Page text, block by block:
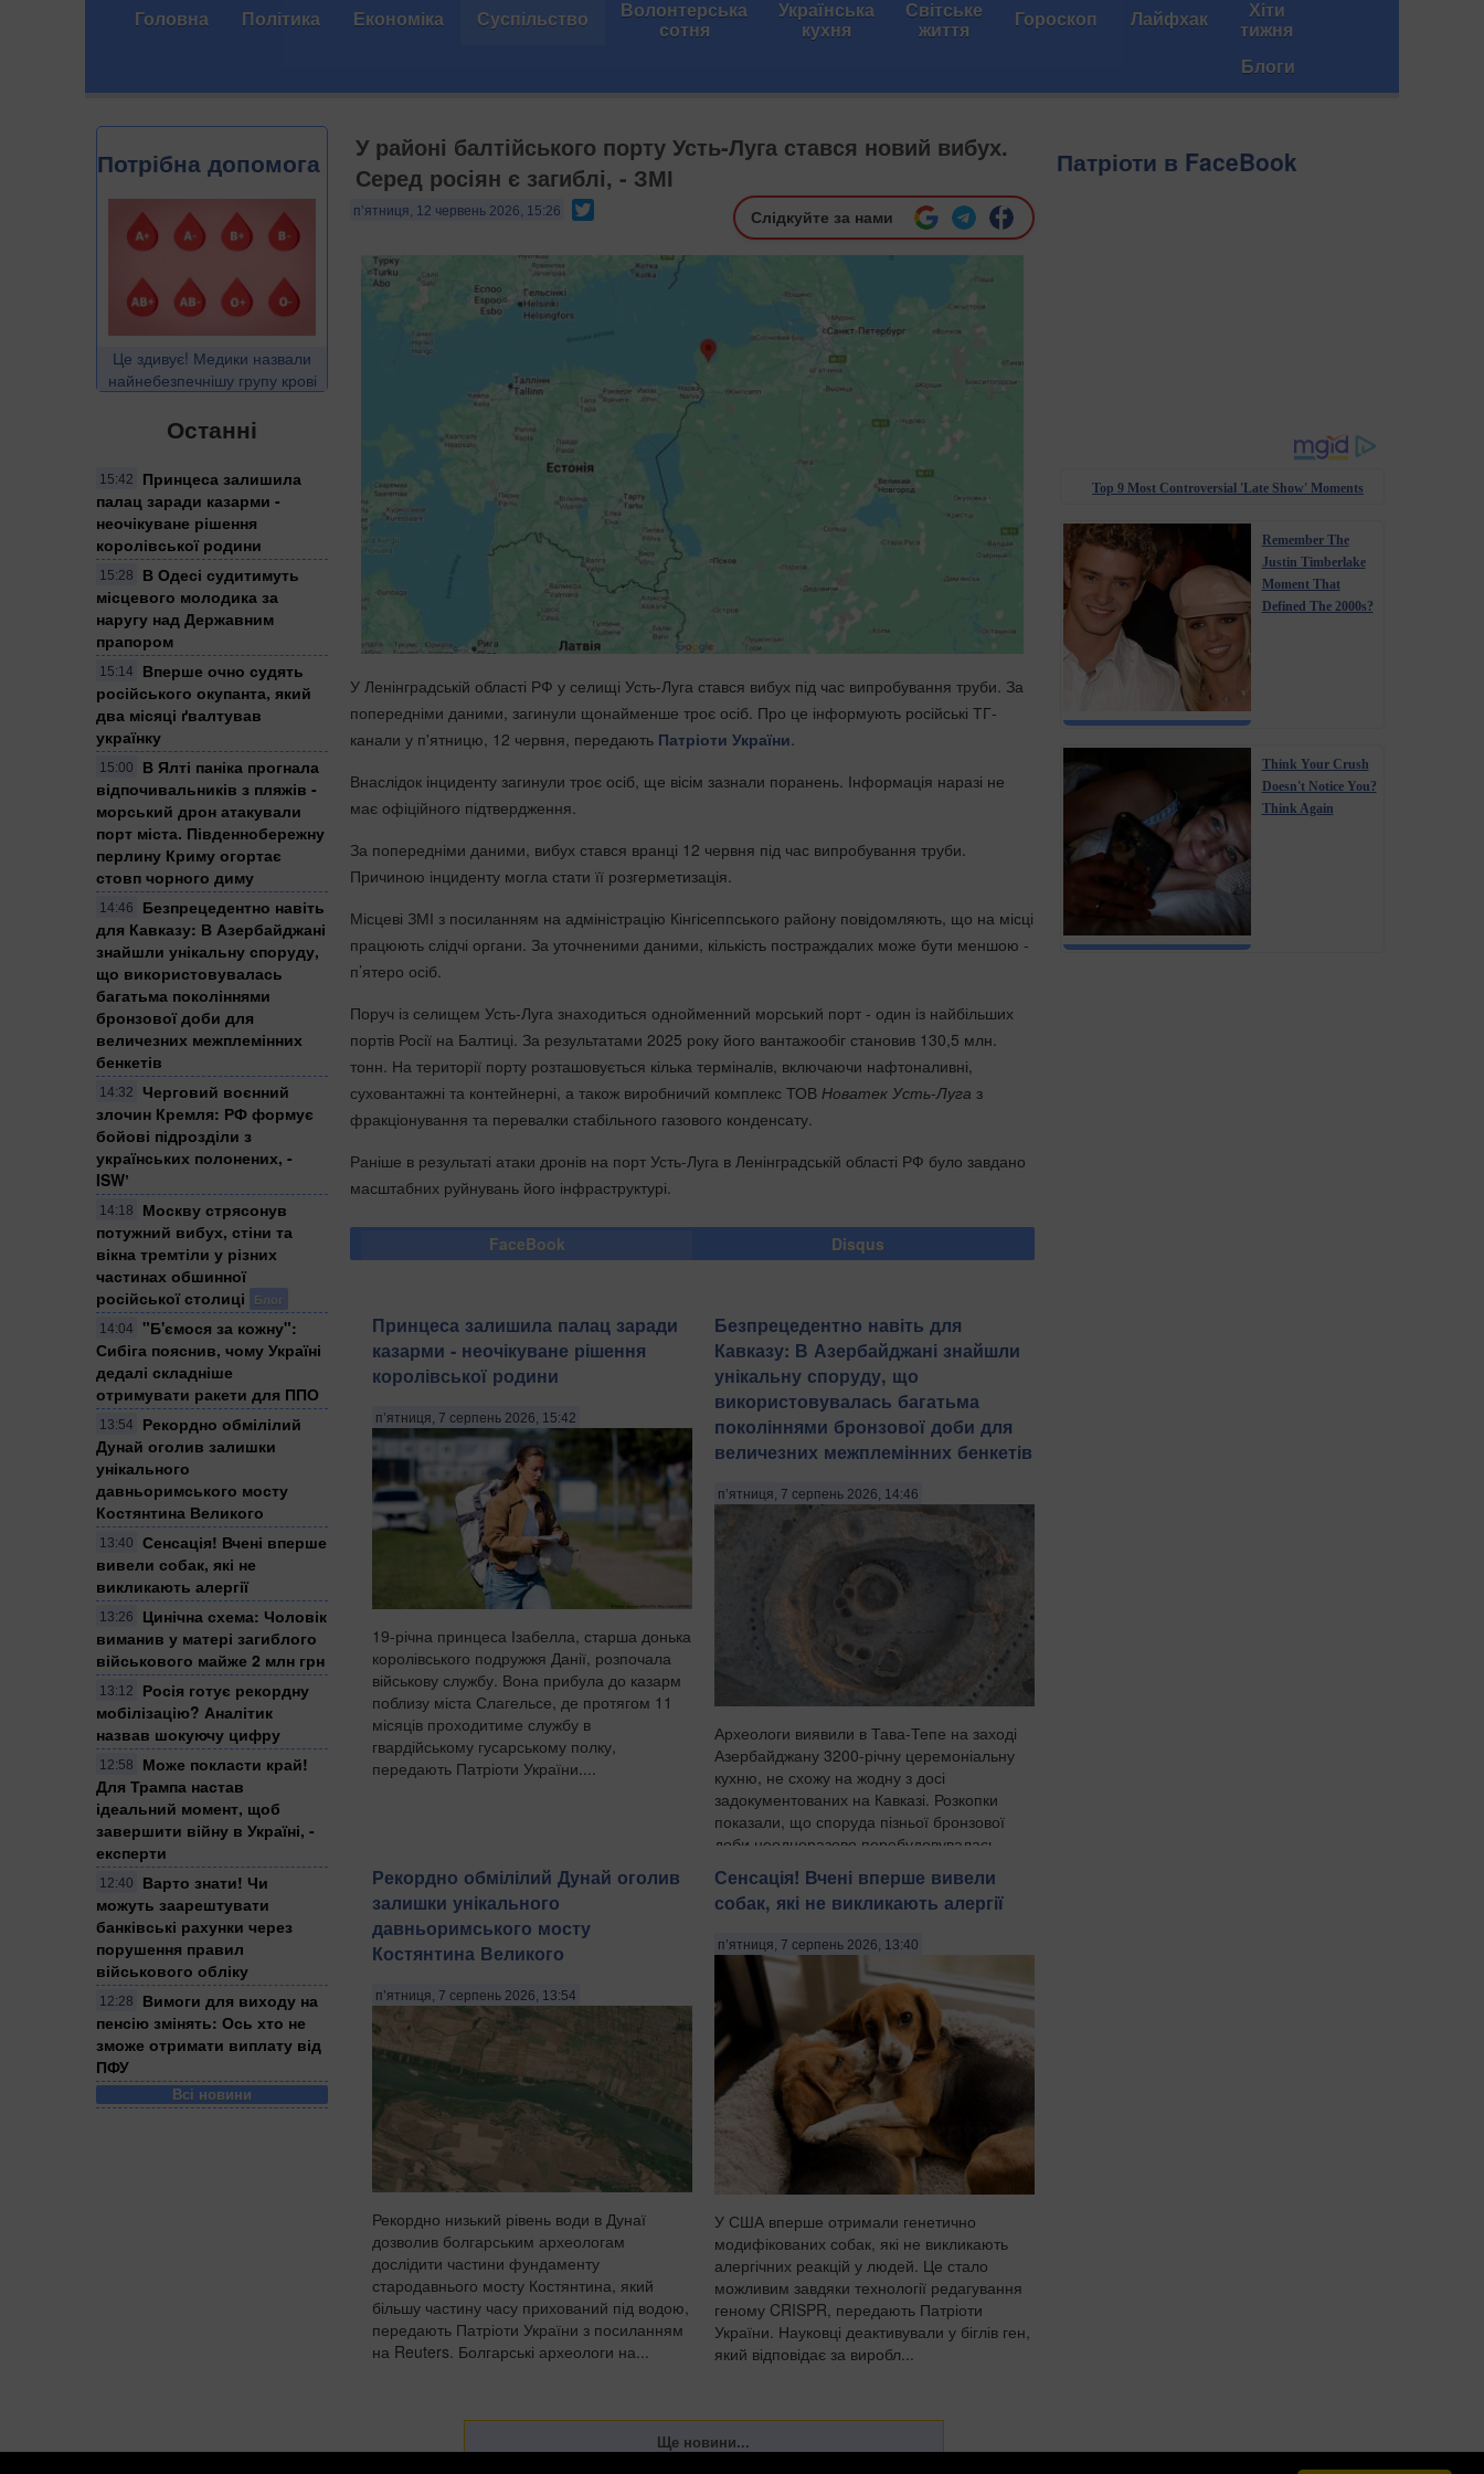
Головна Політика Економіка Суспільство Волонтерська
сотня
Українська
кухня
Світське
життя Гороскоп Лайфхак Хіти
тижня
Блоги
Потрібна допомога
Це здивує! Медики назвали
найнебезпечнішу групу крові
Останні
15:42
Принцеса залишила
палац заради казарми -
неочікуване рішення
королівської родини
15:28
В Одесі судитимуть
місцевого молодика за
наругу над Державним
прапором
15:14
Вперше очно судять
російського окупанта, який
два місяці ґвалтував
українку
15:00
​В Ялті паніка прогнала
відпочивальників з пляжів -
морський дрон атакували
порт міста. Південнобережну
перлину Криму огортає
стовп чорного диму
14:46
Безпрецедентно навіть
для Кавказу: В Азербайджані
знайшли унікальну споруду,
що використовувалась
багатьма поколіннями
бронзової доби для
величезних межплемінних
бенкетів
14:32
Черговий воєнний
злочин Кремля: ​РФ формує
бойові підрозділи з
українських полонених, -
ISWʼ
14:18
Москву стрясонув
потужний вибух, стіни та
вікна тремтіли у різних
частинах обшинної
російської столиці
Блог
14:04
"Б'ємося за кожну":
Сибіга пояснив, чому Україні
дедалі складніше
отримувати ракети для ППО
13:54
Рекордно обмілілий
Дунай оголив залишки
унікального
давньоримського мосту
Костянтина Великого
13:40
Сенсація! Вчені вперше
вивели собак, які не
викликають алергії
13:26
Цинічна схема: Чоловік
виманив у матері загиблого
військового майже 2 млн грн
13:12
Росія готує рекордну
мобілізацію? Аналітик
назвав шокуючу цифру
12:58
Може покласти край!
Для Трампа настав
ідеальний момент, щоб
завершити війну в Україні, -
експерти
12:40
Варто знати! Чи
можуть заарештувати
банківські рахунки через
порушення правил
військового обліку
12:28
Вимоги для виходу на
пенсію змінять: Ось хто не
зможе отримати виплату від
ПФУ
Всі новини
У районі балтійського порту Усть-Луга стався новий вибух.
Серед росіян є загиблі, - ЗМІ
п’ятниця, 12 червень 2026, 15:26 Слідкуйте за нами
У Ленінградській області РФ у селищі Усть-Луга стався вибух під час випробування труби. За
попередніми даними, загинули щонайменше троє осіб. Про це інформують російські ТГ-
канали у п'ятницю, 12 червня, передають Патріоти України.
Внаслідок інциденту загинули троє осіб, ще вісім зазнали поранень. Інформація наразі не
має офіційного підтвердження.
За попередніми даними, вибух стався вранці 12 червня під час випробування труби.
Причиною інциденту могла стати її розгерметизація.
Місцеві ЗМІ з посиланням на адміністрацію Кінгісеппського району повідомляють, що на місці
працюють слідчі органи. За уточненими даними, кількість постраждалих може бути меншою -
п’ятеро осіб.
Поруч із селищем Усть-Луга знаходиться однойменний морський порт - один із найбільших
портів Росії на Балтиці. За результатами 2025 року його вантажообіг становив 130,5 млн.
тонн. На території порту розташовується кілька терміналів, включаючи нафтоналивні,
суховантажні та контейнерні, а також виробничий комплекс ТОВ Новатек Усть-Луга з
фракціонування та перевалки стабільного газового конденсату.
Раніше в результаті атаки дронів на порт Усть-Луга в Ленінградській області РФ було завдано
масштабних руйнувань його інфраструктурі.
FaceBook Disqus
Принцеса залишила палац заради
казарми - неочікуване рішення
королівської родини
п’ятниця, 7 серпень 2026, 15:42
19-річна принцеса Ізабелла, старша донька
королівського подружжя Данії, розпочала
військову службу. Вона прибула до казарм
поблизу міста Слагельсе, де протягом 11
місяців проходитиме службу в
гвардійському гусарському полку,
передають Патріоти України....
Безпрецедентно навіть для
Кавказу: В Азербайджані знайшли
унікальну споруду, що
використовувалась багатьма
поколіннями бронзової доби для
величезних межплемінних бенкетів
п’ятниця, 7 серпень 2026, 14:46
Археологи виявили в Тава-Тепе на заході
Азербайджану 3200-річну церемоніальну
кухню, не схожу на жодну з досі
задокументованих на Кавказі. Розкопки
показали, що споруда пізньої бронзової
доби неодноразово перебудовувалась
протягом поколінь, а попередні...
Рекордно обмілілий Дунай оголив
залишки унікального
давньоримського мосту
Костянтина Великого
п’ятниця, 7 серпень 2026, 13:54
Рекордно низький рівень води в Дунаї
дозволив болгарським археологам
дослідити частини фундаменту
стародавнього мосту Костянтина, який
більшу частину часу прихований під водою,
передають Патріоти України з посиланням
на Reuters. Болгарські археологи на...
Сенсація! Вчені вперше вивели
собак, які не викликають алергії
п’ятниця, 7 серпень 2026, 13:40
У США вперше отримали генетично
модифікованих собак, які не викликають
алергічних реакцій у людей. Це стало
можливим завдяки технології редагування
геному CRISPR, передають Патріоти
України. Науковці деактивували у біглів ген,
який відповідає за виробл...
Патріоти в FaceBook
Top 9 Most Controversial 'Late Show' Moments
Remember The
Justin Timberlake
Moment That
Defined The 2000s?
Think Your Crush
Doesn't Notice You?
Think Again